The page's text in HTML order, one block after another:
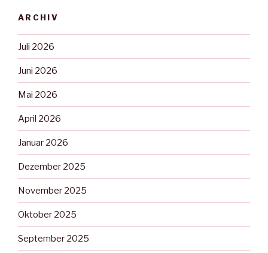
ARCHIV
Juli 2026
Juni 2026
Mai 2026
April 2026
Januar 2026
Dezember 2025
November 2025
Oktober 2025
September 2025